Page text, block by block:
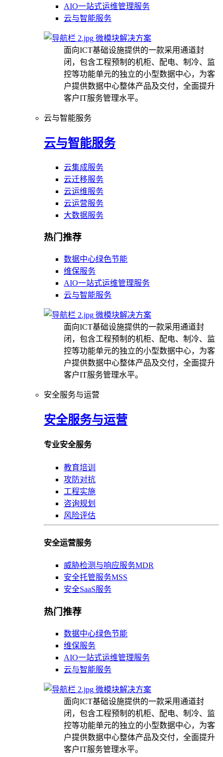
AIO一站式运维管理服务
云与智能服务
微模块解决方案
面向ICT基础设施提供的一款采用通道封
闭，包含工程预制的机柜、配电、制冷、监
控等功能单元的独立的小型数据中心，为客
户提供数据中心整体产品及交付，全面提升
客户IT服务管理水平。
云与智能服务
云与智能服务
云集成服务
云迁移服务
云运维服务
云运营服务
大数据服务
热门推荐
数据中心绿色节能
维保服务
AIO一站式运维管理服务
云与智能服务
微模块解决方案
面向ICT基础设施提供的一款采用通道封
闭，包含工程预制的机柜、配电、制冷、监
控等功能单元的独立的小型数据中心，为客
户提供数据中心整体产品及交付，全面提升
客户IT服务管理水平。
安全服务与运营
安全服务与运营
专业安全服务
教育培训
攻防对抗
工程实施
咨询规划
风险评估
安全运营服务
威胁检测与响应服务MDR
安全托管服务MSS
安全SaaS服务
热门推荐
数据中心绿色节能
维保服务
AIO一站式运维管理服务
云与智能服务
微模块解决方案
面向ICT基础设施提供的一款采用通道封
闭，包含工程预制的机柜、配电、制冷、监
控等功能单元的独立的小型数据中心，为客
户提供数据中心整体产品及交付，全面提升
客户IT服务管理水平。